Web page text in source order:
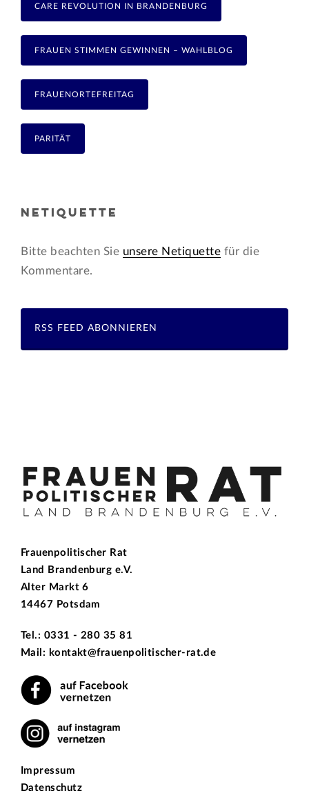
CARE REVOLUTION IN BRANDENBURG
FRAUEN STIMMEN GEWINNEN – WAHLBLOG
FRAUENORTEFREITAG
PARITÄT
NETIQUETTE
Bitte beachten Sie unsere Netiquette für die
Kommentare.
RSS FEED ABONNIEREN
Frauenpolitischer Rat
Land Brandenburg e.V.
Alter Markt 6
14467 Potsdam
Tel.: 0331 - 280 35 81
Mail: kontakt@frauenpolitischer-rat.de
Impressum
Datenschutz